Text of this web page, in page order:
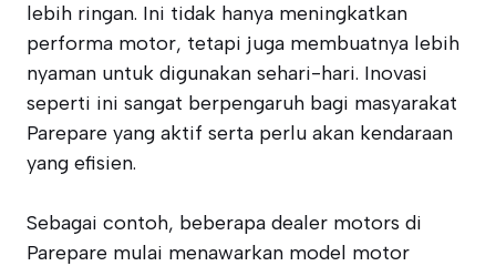
lebih ringan. Ini tidak hanya meningkatkan
performa motor, tetapi juga membuatnya lebih
nyaman untuk digunakan sehari-hari. Inovasi
seperti ini sangat berpengaruh bagi masyarakat
Parepare yang aktif serta perlu akan kendaraan
yang efisien.
Sebagai contoh, beberapa dealer motors di
Parepare mulai menawarkan model motor